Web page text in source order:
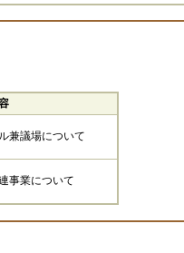
兼議場について
事業について